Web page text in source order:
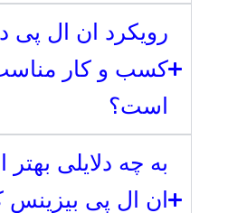
رویکرد ان ال پی
کسب و کار
است؟
به چه دلایلی
ان ال پی بیزینس